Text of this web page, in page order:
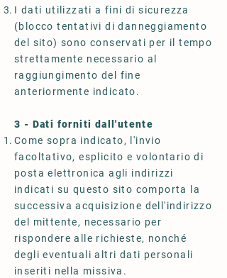
I dati utilizzati a fini di sicurezza
(blocco tentativi di danneggiamento
del sito) sono conservati per il tempo
strettamente necessario al
raggiungimento del fine
anteriormente indicato.
3 - Dati forniti dall'utente
Come sopra indicato, l'invio
facoltativo, esplicito e volontario di
posta elettronica agli indirizzi
indicati su questo sito comporta la
successiva acquisizione dell'indirizzo
del mittente, necessario per
rispondere alle richieste, nonché
degli eventuali altri dati personali
inseriti nella missiva.